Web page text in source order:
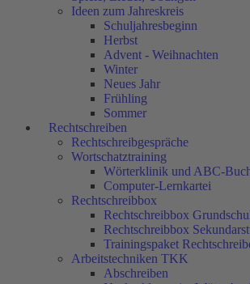
Ideen zum Jahreskreis
Schuljahresbeginn
Herbst
Advent - Weihnachten
Winter
Neues Jahr
Frühling
Sommer
Rechtschreiben
Rechtschreibgespräche
Wortschatztraining
Wörterklinik und ABC-
Computer-Lernkartei
Rechtschreibbox
Rechtschreibbox
Rechtschreibbox
Trainingspaket
Arbeitstechniken TKK
Abschreiben